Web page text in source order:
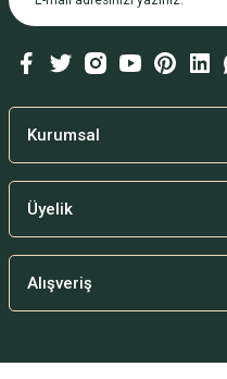
Kurumsal
Üyelik
Alışveriş